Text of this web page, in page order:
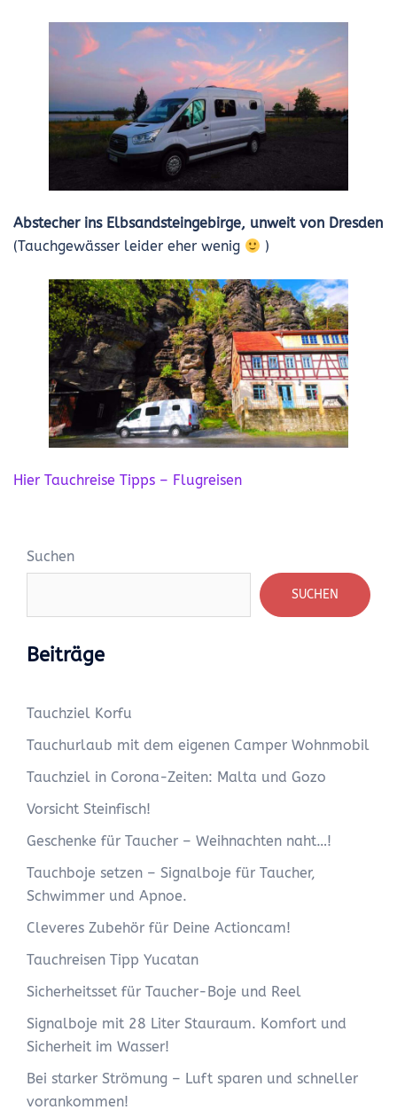
Abstecher ins Elbsandsteingebirge, unweit von Dresden
(Tauchgewässer leider eher wenig
)
Hier Tauchreise Tipps – Flugreisen
Suchen
SUCHEN
Beiträge
Tauchziel Korfu
Tauchurlaub mit dem eigenen Camper Wohnmobil
Tauchziel in Corona-Zeiten: Malta und Gozo
Vorsicht Steinfisch!
Geschenke für Taucher – Weihnachten naht…!
Tauchboje setzen – Signalboje für Taucher,
Schwimmer und Apnoe.
Cleveres Zubehör für Deine Actioncam!
Tauchreisen Tipp Yucatan
Sicherheitsset für Taucher-Boje und Reel
Signalboje mit 28 Liter Stauraum. Komfort und
Sicherheit im Wasser!
Bei starker Strömung – Luft sparen und schneller
vorankommen!